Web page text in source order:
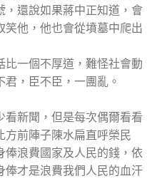
，還說如果蔣中正知道，會
笑他，他也會從墳墓中爬出
比一個不厚道，難怪社會動
，臣不臣，一團亂。
看新聞，但是每次偶爾看看
方前陣子陳水扁直呼榮民
俸浪費國家及人民的錢，依
俸才是浪費我們人民的血汗